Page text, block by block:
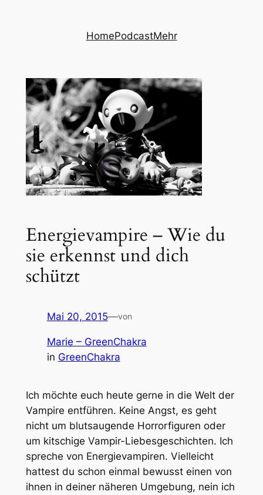
HomePodcastMehr
Energievampire – Wie du
sie erkennst und dich
schützt
Mai 20, 2015—von
Marie – GreenChakra
in GreenChakra
Ich möchte euch heute gerne in die Welt der
Vampire entführen. Keine Angst, es geht
nicht um blutsaugende Horrorfiguren oder
um kitschige Vampir-Liebesgeschichten. Ich
spreche von Energievampiren. Vielleicht
hattest du schon einmal bewusst einen von
ihnen in deiner näheren Umgebung, nein ich